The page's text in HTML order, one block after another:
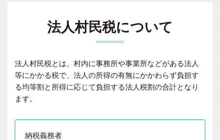
法人村民税について
法人村民税とは、村内に事務所や事業所などがある法人
等にかかる税で、法人の所得の有無にかかわらず負担す
る均等割と所得に応じて負担する法人税割の合計となり
ます。
納税義務者